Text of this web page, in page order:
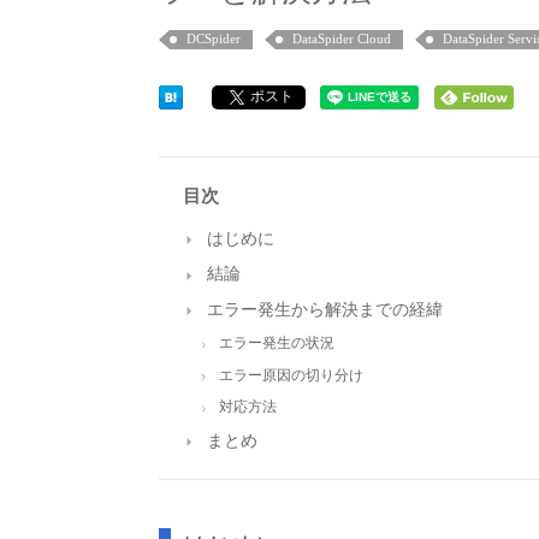
DCSpider DataSpider Cloud DataSpider
ポスト
目次
はじめに
結論
エラー発生から解決までの経緯
エラー発生の状況
エラー原因の切り分け
対応方法
まとめ